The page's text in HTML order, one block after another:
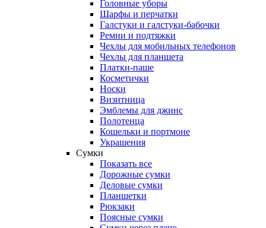
Головные уборы
Шарфы и перчатки
Галстуки и галстуки-бабочки
Ремни и подтяжки
Чехлы для мобильных телефонов
Чехлы для планшета
Платки-паше
Косметички
Носки
Визитница
Эмблемы для джинс
Полотенца
Кошельки и портмоне
Украшения
Сумки
Показать все
Дорожные сумки
Деловые сумки
Планшетки
Рюкзаки
Поясные сумки